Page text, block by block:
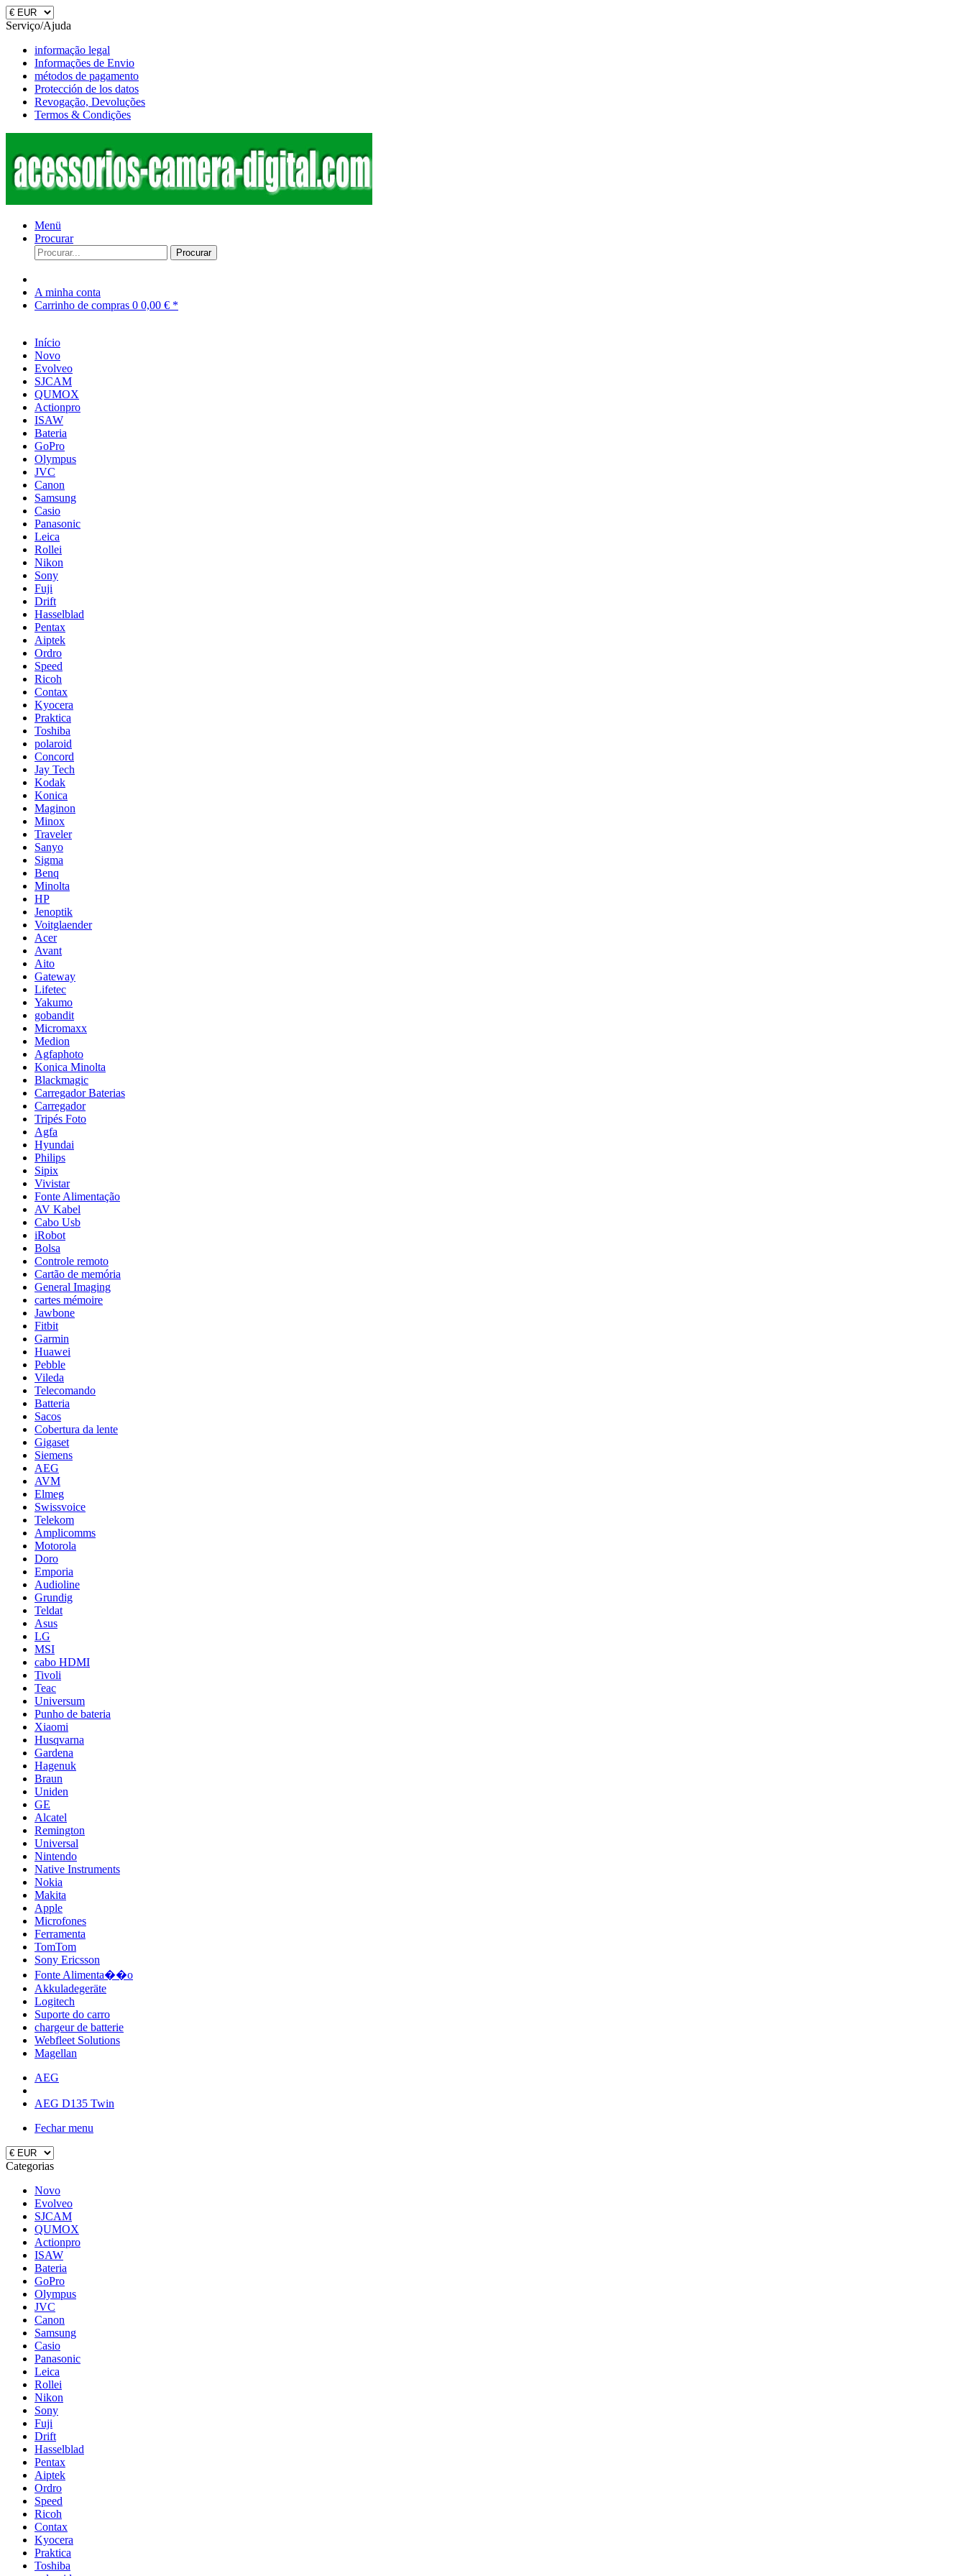
Serviço/Ajuda
informação legal
Informações de Envio
métodos de pagamento
Protección de los datos
Revogação, Devoluções
Termos & Condições
Menü
Procurar
Procurar
A minha conta
Carrinho de compras 0 0,00 € *
Início
Novo
Evolveo
SJCAM
QUMOX
Actionpro
ISAW
Bateria
GoPro
Olympus
JVC
Canon
Samsung
Casio
Panasonic
Leica
Rollei
Nikon
Sony
Fuji
Drift
Hasselblad
Pentax
Aiptek
Ordro
Speed
Ricoh
Contax
Kyocera
Praktica
Toshiba
polaroid
Concord
Jay Tech
Kodak
Konica
Maginon
Minox
Traveler
Sanyo
Sigma
Benq
Minolta
HP
Jenoptik
Voitglaender
Acer
Avant
Aito
Gateway
Lifetec
Yakumo
gobandit
Micromaxx
Medion
Agfaphoto
Konica Minolta
Blackmagic
Carregador Baterias
Carregador
Tripés Foto
Agfa
Hyundai
Philips
Sipix
Vivistar
Fonte Alimentação
AV Kabel
Cabo Usb
iRobot
Bolsa
Controle remoto
Cartão de memória
General Imaging
cartes mémoire
Jawbone
Fitbit
Garmin
Huawei
Pebble
Vileda
Telecomando
Batteria
Sacos
Cobertura da lente
Gigaset
Siemens
AEG
AVM
Elmeg
Swissvoice
Telekom
Amplicomms
Motorola
Doro
Emporia
Audioline
Grundig
Teldat
Asus
LG
MSI
cabo HDMI
Tivoli
Teac
Universum
Punho de bateria
Xiaomi
Husqvarna
Gardena
Hagenuk
Braun
Uniden
GE
Alcatel
Remington
Universal
Nintendo
Native Instruments
Nokia
Makita
Apple
Microfones
Ferramenta
TomTom
Sony Ericsson
Fonte Alimenta��o
Akkuladegeräte
Logitech
Suporte do carro
chargeur de batterie
Webfleet Solutions
Magellan
AEG
AEG D135 Twin
Fechar menu
Categorias
Novo
Evolveo
SJCAM
QUMOX
Actionpro
ISAW
Bateria
GoPro
Olympus
JVC
Canon
Samsung
Casio
Panasonic
Leica
Rollei
Nikon
Sony
Fuji
Drift
Hasselblad
Pentax
Aiptek
Ordro
Speed
Ricoh
Contax
Kyocera
Praktica
Toshiba